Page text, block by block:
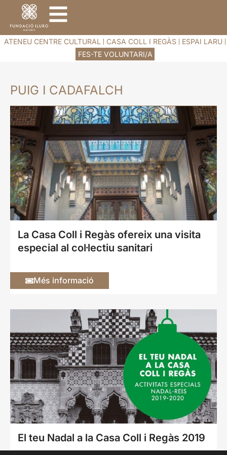
ATENEU CENTRE CULTURAL CASA COLL I REGÀS
ESPAI LARU
FES-TE VOLUNTARI/A
PUIG I CADAFALCH
La Casa Coll i Regàs ofereix una visita
especial al col·lectiu sanitari
Més informació
El teu Nadal a la Casa Coll i Regàs 2019